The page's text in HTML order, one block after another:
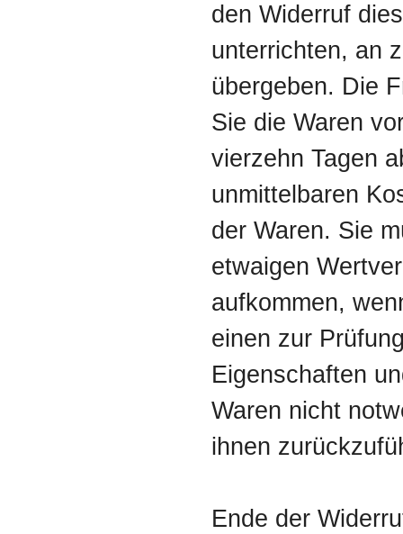
den Widerruf
unterrichten, an
übergeben. Die
Sie die Waren
vierzehn Tagen
unmittelbaren
der Waren. Sie
etwaigen
aufkommen,
einen zur
Eigenschaften
Waren nicht
ihnen
Ende der